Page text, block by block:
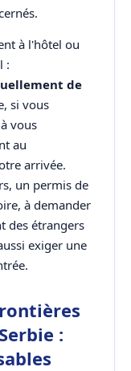
à l'hôtel ou
:
de
si vous
vous
au
arrivée.
un permis de
à demander
des étrangers
exiger une
: